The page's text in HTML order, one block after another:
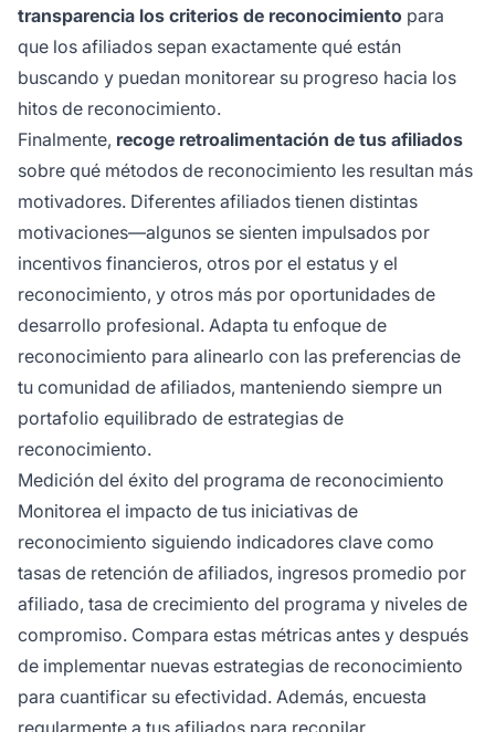
transparencia los criterios de reconocimiento para
que los afiliados sepan exactamente qué están
buscando y puedan monitorear su progreso hacia los
hitos de reconocimiento.
Finalmente, recoge retroalimentación de tus afiliados
sobre qué métodos de reconocimiento les resultan más
motivadores. Diferentes afiliados tienen distintas
motivaciones—algunos se sienten impulsados por
incentivos financieros, otros por el estatus y el
reconocimiento, y otros más por oportunidades de
desarrollo profesional. Adapta tu enfoque de
reconocimiento para alinearlo con las preferencias de
tu comunidad de afiliados, manteniendo siempre un
portafolio equilibrado de estrategias de
reconocimiento.
Medición del éxito del programa de reconocimiento
Monitorea el impacto de tus iniciativas de
reconocimiento siguiendo indicadores clave como
tasas de retención de afiliados, ingresos promedio por
afiliado, tasa de crecimiento del programa y niveles de
compromiso. Compara estas métricas antes y después
de implementar nuevas estrategias de reconocimiento
para cuantificar su efectividad. Además, encuesta